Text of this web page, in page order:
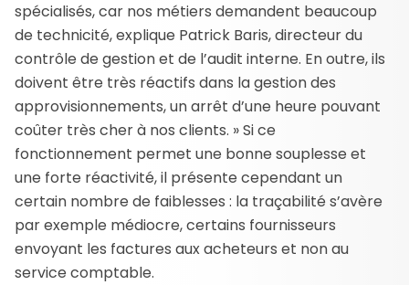
spécialisés, car nos métiers demandent beaucoup
de technicité, explique Patrick Baris, directeur du
contrôle de gestion et de l’audit interne. En outre, ils
doivent être très réactifs dans la gestion des
approvisionnements, un arrêt d’une heure pouvant
coûter très cher à nos clients. » Si ce
fonctionnement permet une bonne souplesse et
une forte réactivité, il présente cependant un
certain nombre de faiblesses : la traçabilité s’avère
par exemple médiocre, certains fournisseurs
envoyant les factures aux acheteurs et non au
service comptable.